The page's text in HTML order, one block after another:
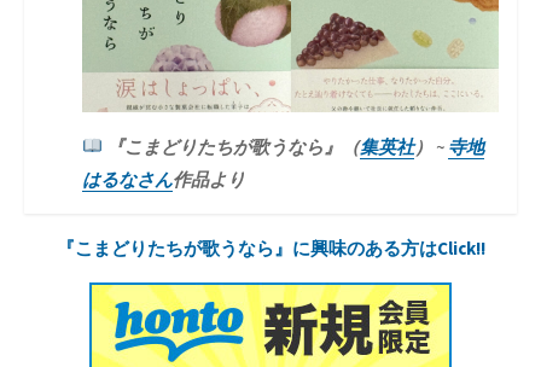
『こまどりたちが歌うなら』（集英社） ~ 寺地
はるなさん作品より
『こまどりたちが歌うなら』に興味のある方はClick!!